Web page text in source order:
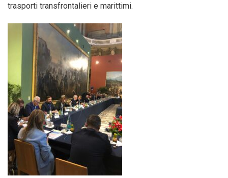
trasporti transfrontalieri e marittimi.